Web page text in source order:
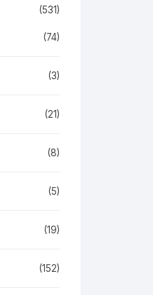
(531)
(74)
(3)
(21)
(8)
(5)
(19)
(152)